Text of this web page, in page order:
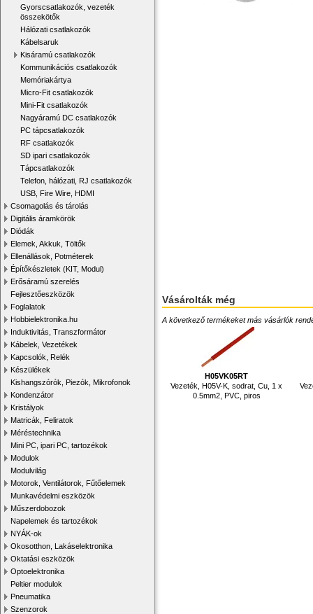
Gyorscsatlakozók, vezeték
összekötők
Hálózati csatlakozók
Kábelsaruk
Kisáramú csatlakozók
Kommunikációs csatlakozók
Memóriakártya
Micro-Fit csatlakozók
Mini-Fit csatlakozók
Nagyáramú DC csatlakozók
PC tápcsatlakozók
RF csatlakozók
SD ipari csatlakozók
Tápcsatlakozók
Telefon, hálózati, RJ csatlakozók
USB, Fire Wire, HDMI
Csomagolás és tárolás
Digitális áramkörök
Diódák
Elemek, Akkuk, Töltők
Ellenállások, Potméterek
Építőkészletek (KIT, Modul)
Erősáramú szerelés
Fejlesztőeszközök
Foglalatok
Hobbielektronika.hu
Induktivitás, Transzformátor
Kábelek, Vezetékek
Kapcsolók, Relék
Készülékek
Kishangszórók, Piezók, Mikrofonok
Kondenzátor
Kristályok
Matricák, Feliratok
Méréstechnika
Mini PC, ipari PC, tartozékok
Modulok
Modulvilág
Motorok, Ventilátorok, Fűtőelemek
Munkavédelmi eszközök
Műszerdobozok
Napelemek és tartozékok
NYÁK-ok
Okosotthon, Lakáselektronika
Oktatási eszközök
Optoelektronika
Peltier modulok
Pneumatika
Szenzorok
Vásárolták még
A következő termékeket más vásárlók
H05VK05RT
Vezeték, H05V-K, sodrat, Cu, 1 x
0.5mm2, PVC, piros